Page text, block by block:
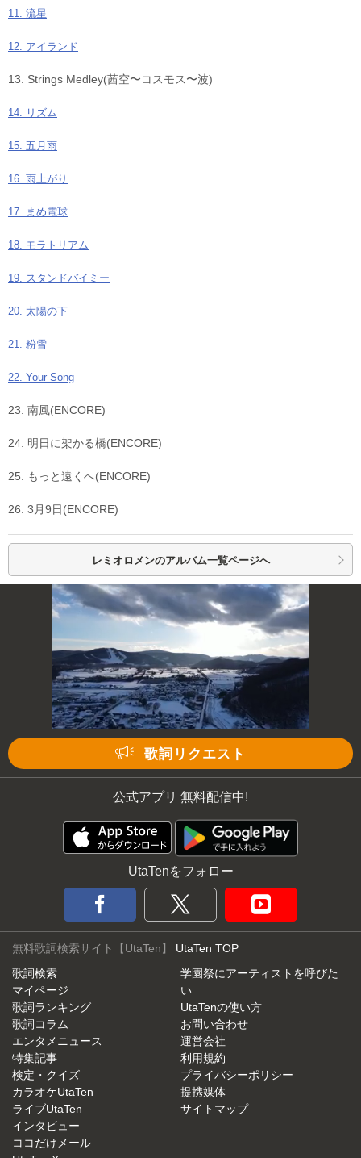
11. 流星
12. アイランド
13. Strings Medley(茜空〜コスモス〜波)
14. リズム
15. 五月雨
16. 雨上がり
17. まめ電球
18. モラトリアム
19. スタンドバイミー
20. 太陽の下
21. 粉雪
22. Your Song
23. 南風(ENCORE)
24. 明日に架かる橋(ENCORE)
25. もっと遠くへ(ENCORE)
26. 3月9日(ENCORE)
レミオロメンのアルバム一覧ページへ
歌詞リクエスト
公式アプリ 無料配信中!
UtaTenをフォロー
無料歌詞検索サイト【UtaTen】 UtaTen TOP
歌詞検索
マイページ
歌詞ランキング
歌詞コラム
エンタメニュース
特集記事
検定・クイズ
カラオケUtaTen
ライブUtaTen
インタビュー
ココだけメール
学園祭にアーティストを呼びた
い
UtaTenの使い方
お問い合わせ
運営会社
利用規約
プライバシーポリシー
提携媒体
サイトマップ